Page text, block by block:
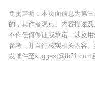
免责声明：本页面信息为第
的，其作者观点、内容描述
不作任何保证或承诺，涉及
参考，并自行核实相关内容
发邮件至suggest@fh21.com